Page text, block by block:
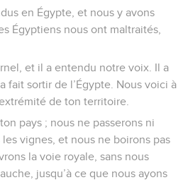
en Égypte, et nous y avons
Égyptiens nous ont maltraités,
et il a entendu notre voix. Il a
fait sortir de l’Égypte. Nous voici à
de ton territoire.
pays ; nous ne passerons ni
vignes, et nous ne boirons pas
la voie royale, sans nous
jusqu’à ce que nous ayons